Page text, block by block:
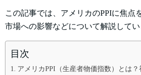
この記事では、アメリカのPPIに焦点
市場への影響などについて解説してい
目次
アメリカPPI（生産者物価指数）とは